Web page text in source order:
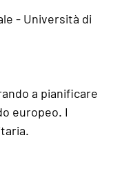
- Università di
a pianificare
europeo. I